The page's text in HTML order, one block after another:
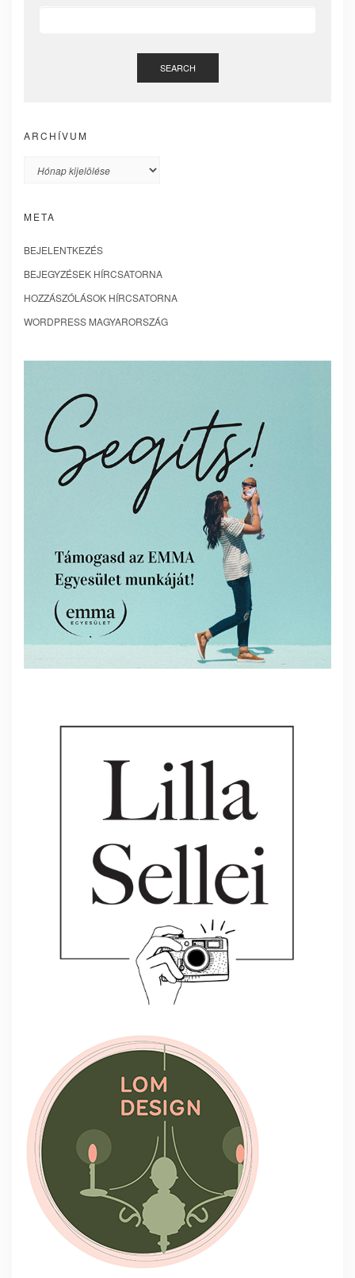
SEARCH
ARCHÍVUM
Archívum
META
BEJELENTKEZÉS
BEJEGYZÉSEK HÍRCSATORNA
HOZZÁSZÓLÁSOK HÍRCSATORNA
WORDPRESS MAGYARORSZÁG